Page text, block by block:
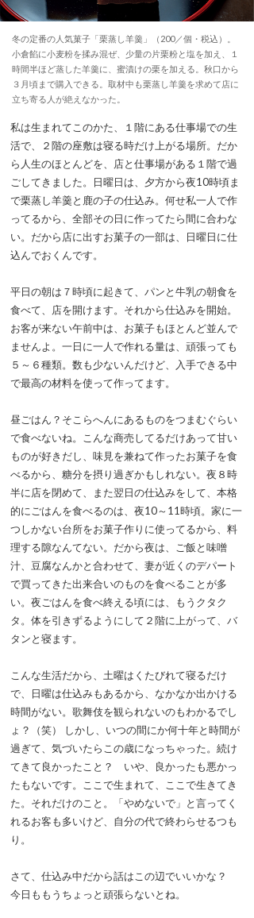
冬の定番の人気菓子「栗蒸し羊羹」（200／個・税込）。
小倉餡に小麦粉を揉み混ぜ、少量の片栗粉と塩を加え、１
時間半ほど蒸した羊羹に、蜜漬けの栗を加える。秋口から
３月頃まで購入できる。取材中も栗蒸し羊羹を求めて店に
立ち寄る人が絶えなかった。
私は生まれてこのかた、１階にある仕事場での生
活で、２階の座敷は寝る時だけ上がる場所。だか
ら人生のほとんどを、店と仕事場がある１階で過
ごしてきました。日曜日は、夕方から夜10時頃ま
で栗蒸し羊羹と鹿の子の仕込み。何せ私一人で作
ってるから、全部その日に作ってたら間に合わな
い。だから店に出すお菓子の一部は、日曜日に仕
込んでおくんです。
平日の朝は７時頃に起きて、パンと牛乳の朝食を
食べて、店を開けます。それから仕込みを開始。
お客が来ない午前中は、お菓子もほとんど並んで
ませんよ。一日に一人で作れる量は、頑張っても
５～６種類。数も少ないんだけど、入手できる中
で最高の材料を使って作ってます。
昼ごはん？そこらへんにあるものをつまむぐらい
で食べないね。こんな商売してるだけあって甘い
ものが好きだし、味見を兼ねて作ったお菓子を食
べるから、糖分を摂り過ぎかもしれない。夜８時
半に店を閉めて、また翌日の仕込みをして、本格
的にごはんを食べるのは、夜10～11時頃。家に一
つしかない台所をお菓子作りに使ってるから、料
理する隙なんてない。だから夜は、ご飯と味噌
汁、豆腐なんかと合わせて、妻が近くのデパート
で買ってきた出来合いのものを食べることが多
い。夜ごはんを食べ終える頃には、もうクタク
タ。体を引きずるようにして２階に上がって、バ
タンと寝ます。
こんな生活だから、土曜はくたびれて寝るだけ
で、日曜は仕込みもあるから、なかなか出かける
時間がない。歌舞伎を観られないのもわかるでし
ょ？（笑） しかし、いつの間にか何十年と時間が
過ぎて、気づいたらこの歳になっちゃった。続け
てきて良かったこと？ いや、良かったも悪かっ
たもないです。ここで生まれて、ここで生きてき
た。それだけのこと。「やめないで」と言ってく
れるお客も多いけど、自分の代で終わらせるつも
り。
さて、仕込み中だから話はこの辺でいいかな？
今日ももうちょっと頑張らないとね。